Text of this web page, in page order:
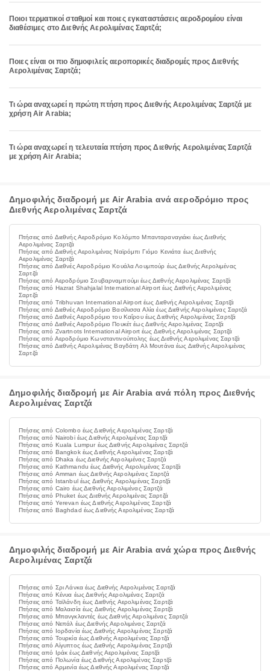
Ποιοι τερματικοί σταθμοί και ποιες εγκαταστάσεις αεροδρομίου είναι
διαθέσιμες στο Διεθνής Αερολιμένας Σαρτζά;
Ποιες είναι οι πιο δημοφιλείς αεροπορικές διαδρομές προς Διεθνής
Αερολιμένας Σαρτζά;
Τι ώρα αναχωρεί η πρώτη πτήση προς Διεθνής Αερολιμένας Σαρτζά με
χρήση Air Arabia;
Τι ώρα αναχωρεί η τελευταία πτήση προς Διεθνής Αερολιμένας Σαρτζά
με χρήση Air Arabia;
Δημοφιλής διαδρομή με Air Arabia ανά αεροδρόμιο προς
Διεθνής Αερολιμένας Σαρτζά
Πτήσεις από Διεθνής Αεροδρόμιο Κολόμπο Μπανταραναγιάκι έως Διεθνής
Αερολιμένας Σαρτζά
Πτήσεις από Διεθνής Αερολιμένας Ναϊρόμπι Γιόμο Κενιάτα έως Διεθνής
Αερολιμένας Σαρτζά
Πτήσεις από Διεθνές Αεροδρόμιο Κουάλα Λουμπούρ έως Διεθνής Αερολιμένας
Σαρτζά
Πτήσεις από Αεροδρόμιο Σουβαρναμπούμι έως Διεθνής Αερολιμένας Σαρτζά
Πτήσεις από Hazrat Shahjalal International Airport έως Διεθνής Αερολιμένας
Σαρτζά
Πτήσεις από Tribhuvan International Airport έως Διεθνής Αερολιμένας Σαρτζά
Πτήσεις από Διεθνές Αεροδρόμιο Βασίλισσα Αλία έως Διεθνής Αερολιμένας Σαρτζά
Πτήσεις από Διεθνές Αεροδρόμιο του Καΐρου έως Διεθνής Αερολιμένας Σαρτζά
Πτήσεις από Διεθνές Αεροδρόμιο Πουκέτ έως Διεθνής Αερολιμένας Σαρτζά
Πτήσεις από Zvartnots International Airport έως Διεθνής Αερολιμένας Σαρτζά
Πτήσεις από Αεροδρόμιο Κωνσταντινούπολης έως Διεθνής Αερολιμένας Σαρτζά
Πτήσεις από Διεθνής Αερολιμένας Βαγδάτη Αλ Μουτάνα έως Διεθνής Αερολιμένας
Σαρτζά
Δημοφιλής διαδρομή με Air Arabia ανά πόλη προς Διεθνής
Αερολιμένας Σαρτζά
Πτήσεις από Colombo έως Διεθνής Αερολιμένας Σαρτζά
Πτήσεις από Nairobi έως Διεθνής Αερολιμένας Σαρτζά
Πτήσεις από Kuala Lumpur έως Διεθνής Αερολιμένας Σαρτζά
Πτήσεις από Bangkok έως Διεθνής Αερολιμένας Σαρτζά
Πτήσεις από Dhaka έως Διεθνής Αερολιμένας Σαρτζά
Πτήσεις από Kathmandu έως Διεθνής Αερολιμένας Σαρτζά
Πτήσεις από Amman έως Διεθνής Αερολιμένας Σαρτζά
Πτήσεις από Istanbul έως Διεθνής Αερολιμένας Σαρτζά
Πτήσεις από Cairo έως Διεθνής Αερολιμένας Σαρτζά
Πτήσεις από Phuket έως Διεθνής Αερολιμένας Σαρτζά
Πτήσεις από Yerevan έως Διεθνής Αερολιμένας Σαρτζά
Πτήσεις από Baghdad έως Διεθνής Αερολιμένας Σαρτζά
Δημοφιλής διαδρομή με Air Arabia ανά χώρα προς Διεθνής
Αερολιμένας Σαρτζά
Πτήσεις από Σρι Λάνκα έως Διεθνής Αερολιμένας Σαρτζά
Πτήσεις από Κένυα έως Διεθνής Αερολιμένας Σαρτζά
Πτήσεις από Ταϊλάνδη έως Διεθνής Αερολιμένας Σαρτζά
Πτήσεις από Μαλαισία έως Διεθνής Αερολιμένας Σαρτζά
Πτήσεις από Μπανγκλαντές έως Διεθνής Αερολιμένας Σαρτζά
Πτήσεις από Νεπάλ έως Διεθνής Αερολιμένας Σαρτζά
Πτήσεις από Ιορδανία έως Διεθνής Αερολιμένας Σαρτζά
Πτήσεις από Τουρκία έως Διεθνής Αερολιμένας Σαρτζά
Πτήσεις από Αίγυπτος έως Διεθνής Αερολιμένας Σαρτζά
Πτήσεις από Ιράκ έως Διεθνής Αερολιμένας Σαρτζά
Πτήσεις από Πολωνία έως Διεθνής Αερολιμένας Σαρτζά
Πτήσεις από Αρμενία έως Διεθνής Αερολιμένας Σαρτζά